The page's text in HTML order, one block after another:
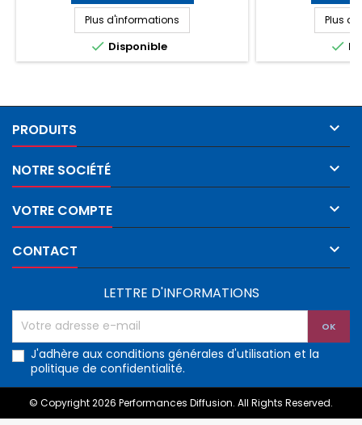
Plus d'informations
 Disponible
Plus

PRODUITS 
NOTRE SOCIÉTÉ 
VOTRE COMPTE 
CONTACT 
LETTRE D'INFORMATIONS
J'adhère aux conditions générales d'utilisation et la
politique de confidentialité.
© Copyright 2026 Performances Diffusion. All Rights Reserved.